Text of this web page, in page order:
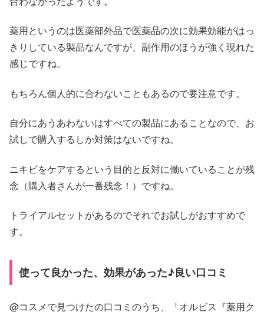
薬用というのは医薬部外品で医薬品の次に効果効能がはっ
きりしている製品なんですが、副作用のほうが強く現れた
感じですね。
もちろん個人的に合わないこともあるので要注意です。
自分にあうあわないはすべての製品にあることなので、お
試しで購入するしか対策はないですね。
ニキビをケアするという目的と反対に働いていることが残
念（購入者さんが一番残念！）ですね。
トライアルセットがあるのでそれでお試しがおすすめで
す。
使って良かった、効果があった♪良い口コミ
@コスメで見つけたの口コミのうち、「オルビス『薬用ク